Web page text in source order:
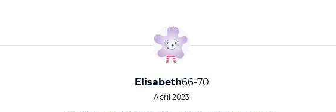
Elisabeth66-70
April 2023